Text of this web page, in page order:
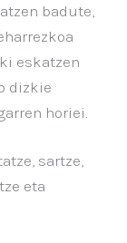
badute,
eskatzen
dizkie
horiei.
sartze,
eta